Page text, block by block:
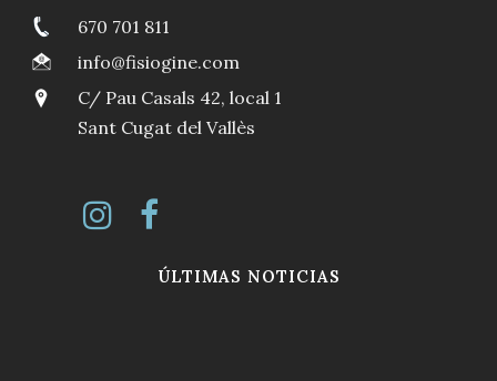
670 701 811
info@fisiogine.com
C/ Pau Casals 42, local 1
Sant Cugat del Vallès
ÚLTIMAS NOTICIAS